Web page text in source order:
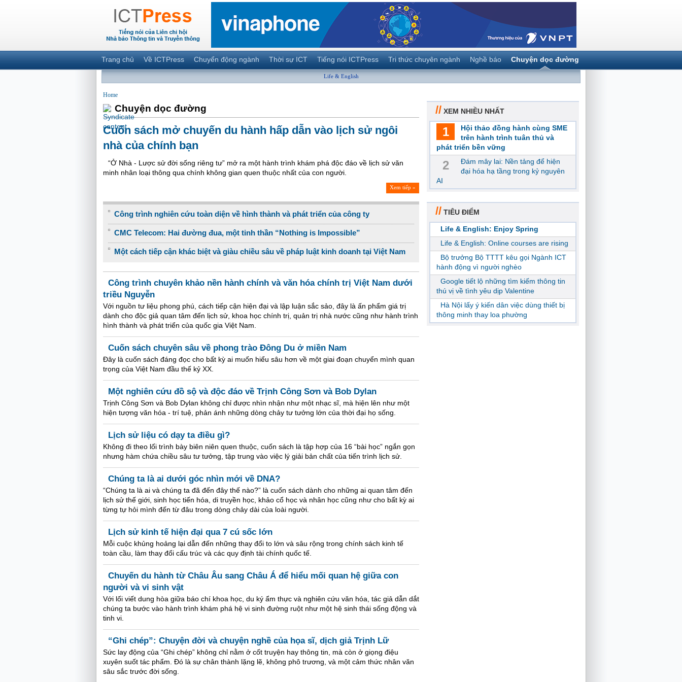
Trang chủ Về ICTPress Chuyển động ngành Thời sự ICT Tiếng nói ICTPress Tri thức chuyên ngành Nghề báo Chuyện dọc đường
Life & English
Home
Chuyện dọc đường
Cuốn sách mở chuyến du hành hấp dẫn vào lịch sử ngôi
nhà của chính bạn
“Ở Nhà - Lược sử đời sống riêng tư” mở ra một hành trình khám phá độc đáo về lịch sử văn
minh nhân loại thông qua chính không gian quen thuộc nhất của con người.
Xem tiếp »
Công trình nghiên cứu toàn diện về hình thành và phát triển của công ty
CMC Telecom: Hai đường đua, một tinh thần “Nothing is Impossible”
Một cách tiếp cận khác biệt và giàu chiều sâu về pháp luật kinh doanh tại Việt Nam
Công trình chuyên khảo nền hành chính và văn hóa chính trị Việt Nam dưới
triều Nguyễn
Với nguồn tư liệu phong phú, cách tiếp cận hiện đại và lập luận sắc sảo, đây là ấn phẩm giá trị
dành cho độc giả quan tâm đến lịch sử, khoa học chính trị, quản trị nhà nước cũng như hành trình
hình thành và phát triển của quốc gia Việt Nam.
Cuốn sách chuyên sâu về phong trào Đông Du ở miền Nam
Đây là cuốn sách đáng đọc cho bất kỳ ai muốn hiểu sâu hơn về một giai đoạn chuyển mình quan
trọng của Việt Nam đầu thế kỷ XX.
Một nghiên cứu đồ sộ và độc đáo về Trịnh Công Sơn và Bob Dylan
Trịnh Công Sơn và Bob Dylan không chỉ được nhìn nhận như một nhạc sĩ, mà hiện lên như một
hiện tượng văn hóa - trí tuệ, phản ánh những dòng chảy tư tưởng lớn của thời đại họ sống.
Lịch sử liệu có dạy ta điều gì?
Không đi theo lối trình bày biên niên quen thuộc, cuốn sách là tập hợp của 16 “bài học” ngắn gọn
nhưng hàm chứa chiều sâu tư tưởng, tập trung vào việc lý giải bản chất của tiến trình lịch sử.
Chúng ta là ai dưới góc nhìn mới về DNA?
“Chúng ta là ai và chúng ta đã đến đây thế nào?” là cuốn sách dành cho những ai quan tâm đến
lịch sử thế giới, sinh học tiến hóa, di truyền học, khảo cổ học và nhân học cũng như cho bất kỳ ai
từng tự hỏi mình đến từ đâu trong dòng chảy dài của loài người.
Lịch sử kinh tế hiện đại qua 7 cú sốc lớn
Mỗi cuộc khủng hoảng lại dẫn đến những thay đổi to lớn và sâu rộng trong chính sách kinh tế
toàn cầu, làm thay đổi cấu trúc và các quy định tài chính quốc tế.
Chuyến du hành từ Châu Âu sang Châu Á để hiểu mối quan hệ giữa con
người và vi sinh vật
Với lối viết dung hòa giữa báo chí khoa học, du ký ẩm thực và nghiên cứu văn hóa, tác giả dẫn dắt
chúng ta bước vào hành trình khám phá hệ vi sinh đường ruột như một hệ sinh thái sống động và
tinh vi.
“Ghi chép”: Chuyện đời và chuyện nghề của họa sĩ, dịch giả Trịnh Lữ
Sức lay động của “Ghi chép” không chỉ nằm ở cốt truyện hay thông tin, mà còn ở giọng điệu
xuyên suốt tác phẩm. Đó là sự chân thành lặng lẽ, không phô trương, và một cảm thức nhân văn
sâu sắc trước đời sống.
// XEM NHIỀU NHẤT
1
Hội thảo đồng hành cùng SME
trên hành trình tuân thủ và
phát triển bền vững
2
Đám mây lai: Nền tảng để hiện
đại hóa hạ tầng trong kỷ nguyên
AI
// TIÊU ĐIỂM
Life & English: Enjoy Spring
Life & English: Online courses are rising
Bộ trưởng Bộ TTTT kêu gọi Ngành ICT
hành động vì người nghèo
Google tiết lộ những tìm kiếm thông tin
thú vị về tình yêu dịp Valentine
Hà Nội lấy ý kiến dân việc dùng thiết bị
thông minh thay loa phường